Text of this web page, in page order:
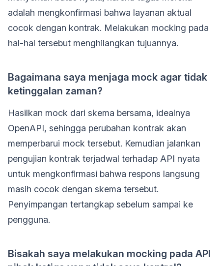
adalah mengkonfirmasi bahwa layanan aktual
cocok dengan kontrak. Melakukan mocking pada
hal-hal tersebut menghilangkan tujuannya.
Bagaimana saya menjaga mock agar tidak
ketinggalan zaman?
Hasilkan mock dari skema bersama, idealnya
OpenAPI, sehingga perubahan kontrak akan
memperbarui mock tersebut. Kemudian jalankan
pengujian kontrak terjadwal terhadap API nyata
untuk mengkonfirmasi bahwa respons langsung
masih cocok dengan skema tersebut.
Penyimpangan tertangkap sebelum sampai ke
pengguna.
Bisakah saya melakukan mocking pada API